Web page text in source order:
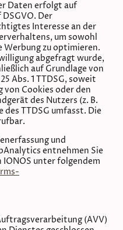
Daten erfolgt auf
Der
Interesse an der
um sowohl
Werbung zu optimieren.
abgefragt wurde,
auf Grundlage von
Abs. 1 TTDSG, soweit
von Cookies oder den
des Nutzers (z. B.
TTDSG umfasst. Die
und
entnehmen Sie
unter folgendem
(AVV)